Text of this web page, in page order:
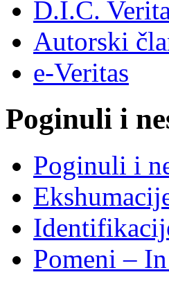
D.I.C.
Autorski
e-Veritas
Poginuli i
Poginuli i
Pomeni –